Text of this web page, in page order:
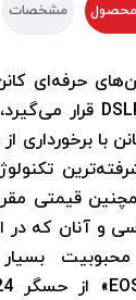
مشخصات
حرفه‌ای
قرار
با
قیمتی
و آنان که در
« از حسگر 24 مگاپیکسلی